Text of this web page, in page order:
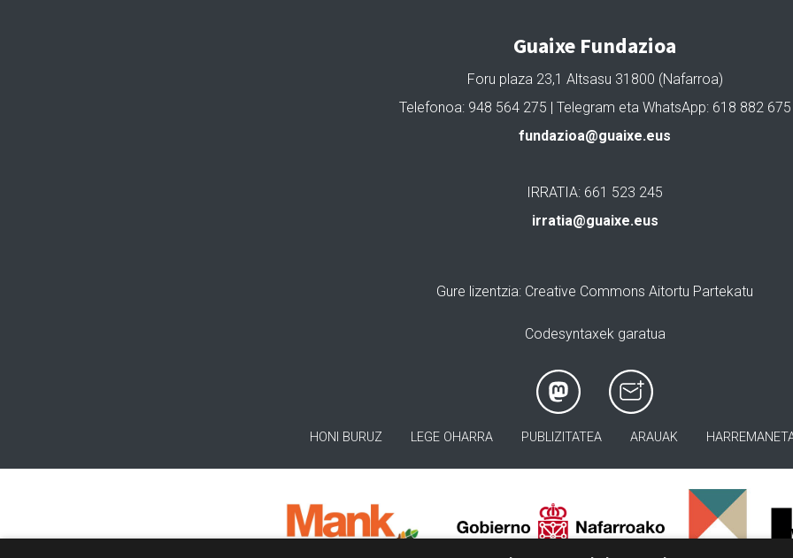
Guaixe Fundazioa
Foru plaza 23,1 Altsasu 31800 (Nafarroa)
Telefonoa: 948 564 275 | Telegram eta WhatsApp: 618 882 675
fundazioa@guaixe.eus
IRRATIA: 661 523 245
irratia@guaixe.eus
Gure lizentzia: Creative Commons Aitortu Partekatu
Codesyntaxek garatua
HONI BURUZ LEGE OHARRA PUBLIZITATEA ARAUAK